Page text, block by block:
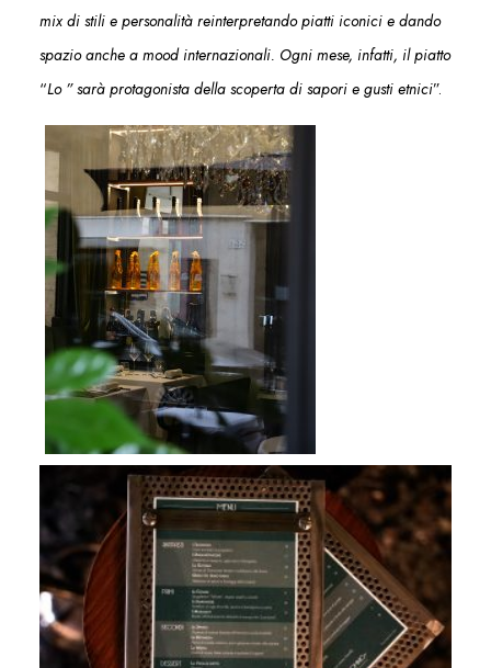
mix di stili e personalità reinterpretando piatti iconici e dando
spazio anche a mood internazionali. Ogni mese, infatti, il piatto
“Lo ” sarà protagonista della scoperta di sapori e gusti etnici”.